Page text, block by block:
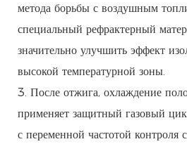
метода борьбы с воздушным
специальный рефрактерный
значительно улучшить эффект
высокой температурной зоны.
3. После отжига, охлаждение
применяет защитный газовый
с переменной частотой контроля